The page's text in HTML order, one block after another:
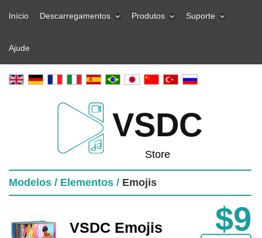
Início Descarregamentos Produtos Suporte
Ajude
VSDC
Store
Modelos / Elementos / Emojis
VSDC Emojis $9